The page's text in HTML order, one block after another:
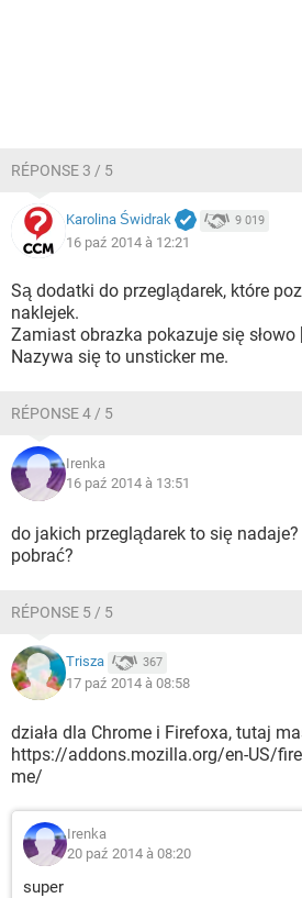
RÉPONSE 3 / 5
Karolina Świdrak 9 019
16 paź 2014 à 12:21
Są dodatki do przeglądarek, które
naklejek.
Zamiast obrazka pokazuje się słowo
Nazywa się to unsticker me.
RÉPONSE 4 / 5
Irenka
16 paź 2014 à 13:51
do jakich przeglądarek to się
pobrać?
RÉPONSE 5 / 5
Trisza 367
17 paź 2014 à 08:58
działa dla Chrome i Firefoxa, tutaj
https://addons.mozilla.org/en-US/
me/
Irenka
20 paź 2014 à 08:20
super